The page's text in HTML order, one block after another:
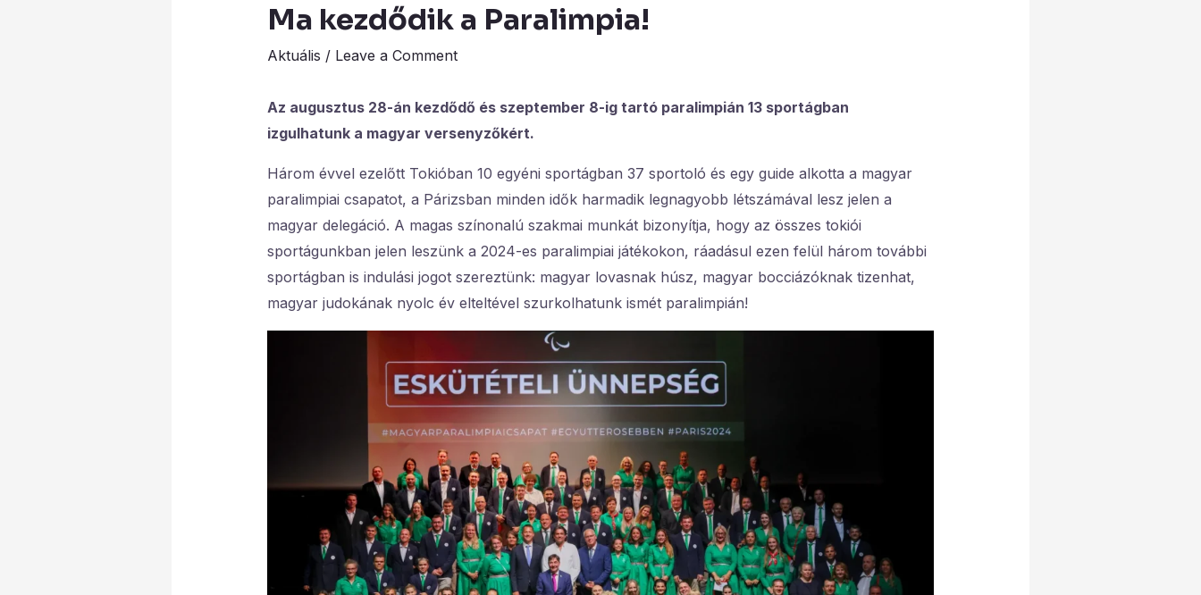
Ma kezdődik a Paralimpia!
Aktuális / Leave a Comment
Az augusztus 28-án kezdődő és szeptember 8-ig tartó paralimpián 13 sportágban
izgulhatunk a magyar versenyzőkért.
Három évvel ezelőtt Tokióban 10 egyéni sportágban 37 sportoló és egy guide alkotta a magyar
paralimpiai csapatot, a Párizsban minden idők harmadik legnagyobb létszámával lesz jelen a
magyar delegáció. A magas színonalú szakmai munkát bizonyítja, hogy az összes tokiói
sportágunkban jelen leszünk a 2024-es paralimpiai játékokon, ráadásul ezen felül három további
sportágban is indulási jogot szereztünk: magyar lovasnak húsz, magyar bocciázóknak tizenhat,
magyar judokának nyolc év elteltével szurkolhatunk ismét paralimpián!